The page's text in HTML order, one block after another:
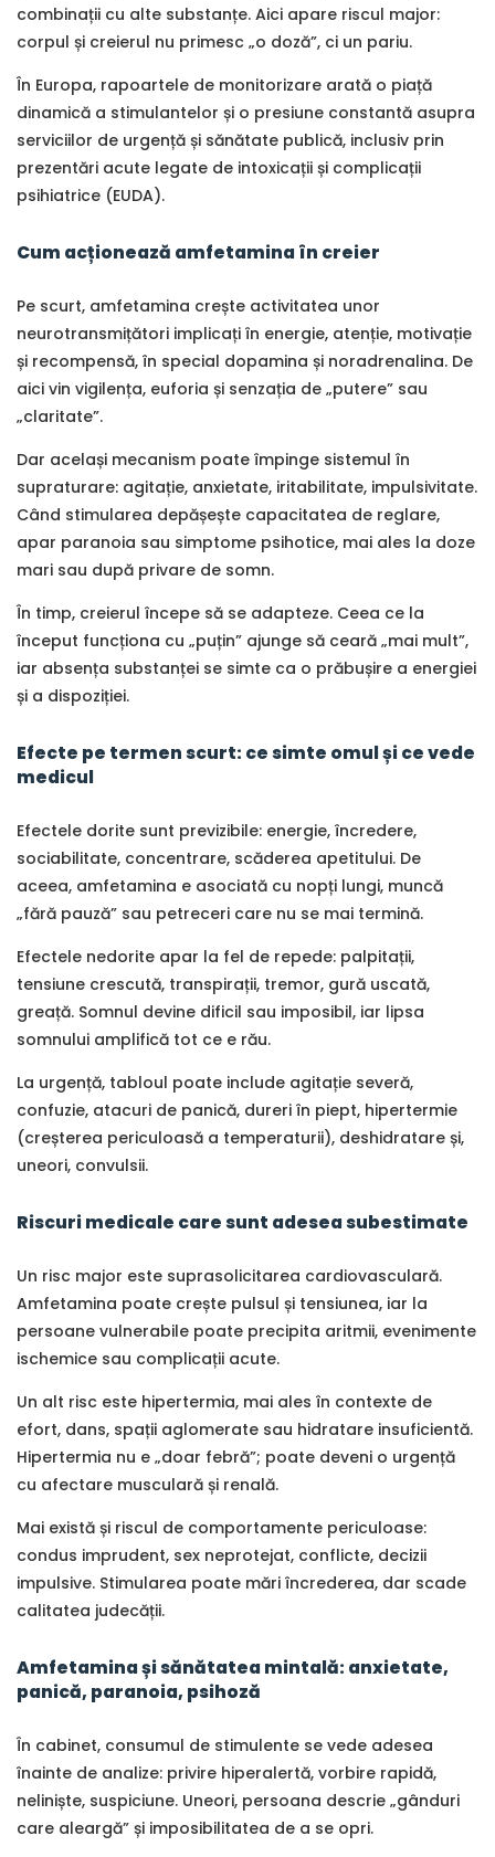
combinații cu alte substanțe. Aici apare riscul major:
corpul și creierul nu primesc „o doză”, ci un pariu.
În Europa, rapoartele de monitorizare arată o piață
dinamică a stimulantelor și o presiune constantă asupra
serviciilor de urgență și sănătate publică, inclusiv prin
prezentări acute legate de intoxicații și complicații
psihiatrice (EUDA).
Cum acționează amfetamina în creier
Pe scurt, amfetamina crește activitatea unor
neurotransmițători implicați în energie, atenție, motivație
și recompensă, în special dopamina și noradrenalina. De
aici vin vigilența, euforia și senzația de „putere” sau
„claritate”.
Dar același mecanism poate împinge sistemul în
supraturare: agitație, anxietate, iritabilitate, impulsivitate.
Când stimularea depășește capacitatea de reglare,
apar paranoia sau simptome psihotice, mai ales la doze
mari sau după privare de somn.
În timp, creierul începe să se adapteze. Ceea ce la
început funcționa cu „puțin” ajunge să ceară „mai mult”,
iar absența substanței se simte ca o prăbușire a energiei
și a dispoziției.
Efecte pe termen scurt: ce simte omul și ce vede
medicul
Efectele dorite sunt previzibile: energie, încredere,
sociabilitate, concentrare, scăderea apetitului. De
aceea, amfetamina e asociată cu nopți lungi, muncă
„fără pauză” sau petreceri care nu se mai termină.
Efectele nedorite apar la fel de repede: palpitații,
tensiune crescută, transpirații, tremor, gură uscată,
greață. Somnul devine dificil sau imposibil, iar lipsa
somnului amplifică tot ce e rău.
La urgență, tabloul poate include agitație severă,
confuzie, atacuri de panică, dureri în piept, hipertermie
(creșterea periculoasă a temperaturii), deshidratare și,
uneori, convulsii.
Riscuri medicale care sunt adesea subestimate
Un risc major este suprasolicitarea cardiovasculară.
Amfetamina poate crește pulsul și tensiunea, iar la
persoane vulnerabile poate precipita aritmii, evenimente
ischemice sau complicații acute.
Un alt risc este hipertermia, mai ales în contexte de
efort, dans, spații aglomerate sau hidratare insuficientă.
Hipertermia nu e „doar febră”; poate deveni o urgență
cu afectare musculară și renală.
Mai există și riscul de comportamente periculoase:
condus imprudent, sex neprotejat, conflicte, decizii
impulsive. Stimularea poate mări încrederea, dar scade
calitatea judecății.
Amfetamina și sănătatea mintală: anxietate,
panică, paranoia, psihoză
În cabinet, consumul de stimulente se vede adesea
înainte de analize: privire hiperalertă, vorbire rapidă,
neliniște, suspiciune. Uneori, persoana descrie „gânduri
care aleargă” și imposibilitatea de a se opri.